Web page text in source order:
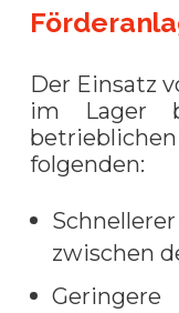
Der Einsatz
im Lager
folgenden:
zwischen